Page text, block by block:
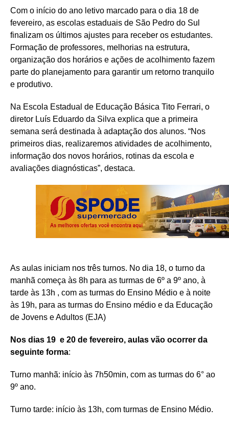
Com o início do ano letivo marcado para o dia 18 de
fevereiro, as escolas estaduais de São Pedro do Sul
finalizam os últimos ajustes para receber os estudantes.
Formação de professores, melhorias na estrutura,
organização dos horários e ações de acolhimento fazem
parte do planejamento para garantir um retorno tranquilo
e produtivo.
Na Escola Estadual de Educação Básica Tito Ferrari, o
diretor Luís Eduardo da Silva explica que a primeira
semana será destinada à adaptação dos alunos. “Nos
primeiros dias, realizaremos atividades de acolhimento,
informação dos novos horários, rotinas da escola e
avaliações diagnósticas”, destaca.
As aulas iniciam nos três turnos. No dia 18, o turno da
manhã começa às 8h para as turmas de 6º a 9º ano, à
tarde às 13h , com as turmas do Ensino Médio e à noite
às 19h, para as turmas do Ensino médio e da Educação
de Jovens e Adultos (EJA)
Nos dias 19 e 20 de fevereiro, aulas vão ocorrer da
seguinte forma:
Turno manhã: início às 7h50min, com as turmas do 6° ao
9º ano.
Turno tarde: início às 13h, com turmas de Ensino Médio.